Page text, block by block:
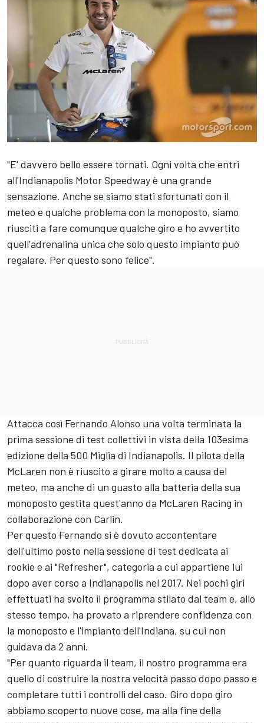
"E' davvero bello essere tornati. Ogni volta che entri
all'Indianapolis Motor Speedway è una grande
sensazione. Anche se siamo stati sfortunati con il
meteo e qualche problema con la monoposto, siamo
riusciti a fare comunque qualche giro e ho avvertito
quell'adrenalina unica che solo questo impianto può
regalare. Per questo sono felice".
Attacca così Fernando Alonso una volta terminata la
prima sessione di test collettivi in vista della 103esima
edizione della 500 Miglia di Indianapolis. Il pilota della
McLaren non è riuscito a girare molto a causa del
meteo, ma anche di un guasto alla batteria della sua
monoposto gestita quest'anno da McLaren Racing in
collaborazione con Carlin.
Per questo Fernando si è dovuto accontentare
dell'ultimo posto nella sessione di test dedicata ai
rookie e ai "Refresher", categoria a cui appartiene lui
dopo aver corso a Indianapolis nel 2017. Nei pochi giri
effettuati ha svolto il programma stilato dal team e, allo
stesso tempo, ha provato a riprendere confidenza con
la monoposto e l'impianto dell'Indiana, su cui non
guidava da 2 anni.
"Per quanto riguarda il team, il nostro programma era
quello di costruire la nostra velocità passo dopo passo e
completare tutti i controlli del caso. Giro dopo giro
abbiamo scoperto nuove cose, ma alla fine della